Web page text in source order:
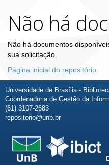
Não há
Não há documentos
sua solicitação.
Página inicial do repositório
Universidade de Brasília -
Coordenadoria de Gestão da
(61) 3107-2683
repositorio@unb.br